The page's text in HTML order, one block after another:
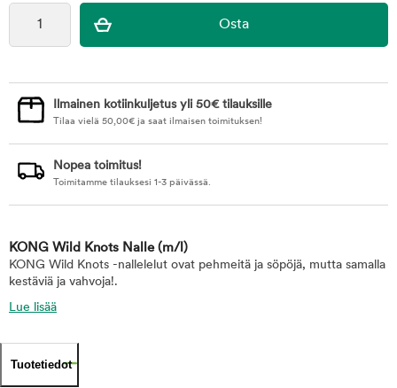
Ilmainen kotiinkuljetus yli 50€ tilauksille
Tilaa vielä 50,00€ ja saat ilmaisen toimituksen!
Nopea toimitus!
Toimitamme tilauksesi 1-3 päivässä.
KONG Wild Knots Nalle (m/l)
KONG Wild Knots -nallelelut ovat pehmeitä ja söpöjä, mutta samalla
kestäviä ja vahvoja!.
Lue lisää
Tuotetiedot